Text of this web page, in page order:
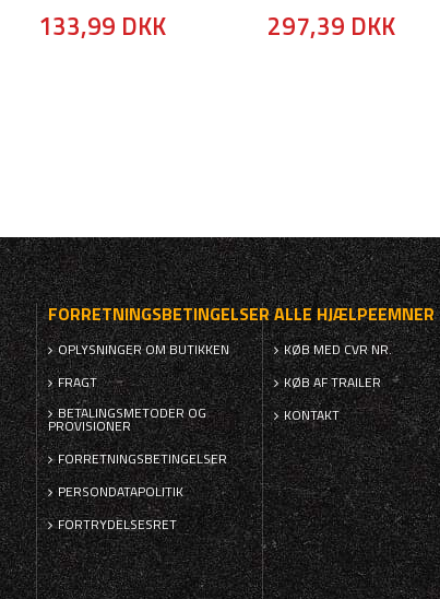
133,99 DKK 297,39 DKK
FORRETNINGSBETINGELSER
OPLYSNINGER OM BUTIKKEN
FRAGT
BETALINGSMETODER OG
PROVISIONER
FORRETNINGSBETINGELSER
PERSONDATAPOLITIK
FORTRYDELSESRET
ALLE HJÆLPEEMNER
KØB MED CVR NR.
KØB AF TRAILER
KONTAKT